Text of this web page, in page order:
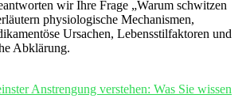
wir Ihre Frage „Warum schwitzen
physiologische Mechanismen,
Ursachen, Lebensstilfaktoren und
Abklärung.